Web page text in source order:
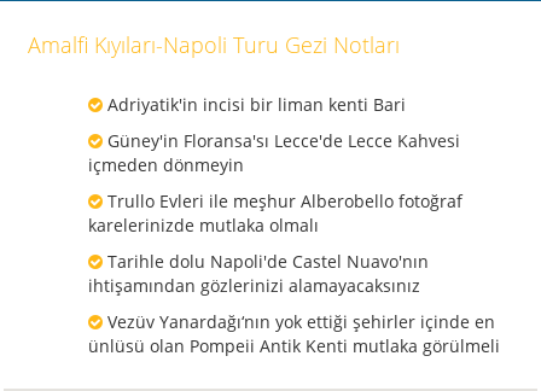
Amalfi Kıyıları-Napoli Turu Gezi Notları
Adriyatik'in incisi bir liman kenti Bari
Güney'in Floransa'sı Lecce'de Lecce Kahvesi
içmeden dönmeyin
Trullo Evleri ile meşhur Alberobello fotoğraf
karelerinizde mutlaka olmalı
Tarihle dolu Napoli'de Castel Nuavo'nın
ihtişamından gözlerinizi alamayacaksınız
Vezüv Yanardağı‘nın yok ettiği şehirler içinde en
ünlüsü olan Pompeii Antik Kenti mutlaka görülmeli